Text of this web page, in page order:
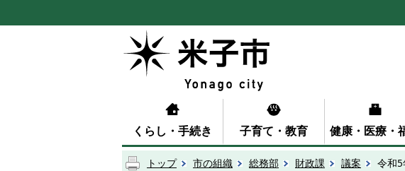
くらし・手続き 子育て・教育 健康・医療・
トップ 市の組織 総務部 財政課 議案 令和